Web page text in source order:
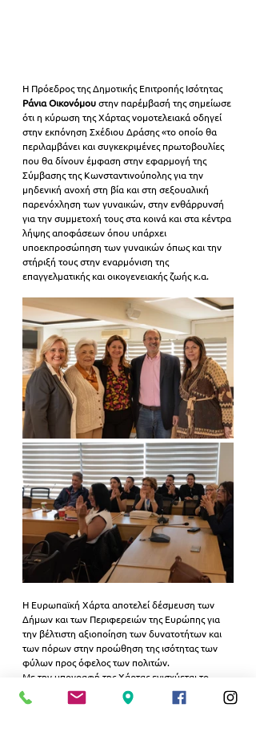
Η Πρόεδρος της Δημοτικής Επιτροπής Ισότητας
Ράνια Οικονόμου στην παρέμβασή της σημείωσε
ότι η κύρωση της Χάρτας νομοτελειακά οδηγεί
στην εκπόνηση Σχέδιου Δράσης «το οποίο θα
περιλαμβάνει και συγκεκριμένες πρωτοβουλίες
που θα δίνουν έμφαση στην εφαρμογή της
Σύμβασης της Κωνσταντινούπολης για την
μηδενική ανοχή στη βία και στη σεξουαλική
παρενόχληση των γυναικών, στην ενθάρρυνσή
για την συμμετοχή τους στα κοινά και στα κέντρα
λήψης αποφάσεων όπου υπάρχει
υποεκπροσώπηση των γυναικών όπως και την
στήριξή τους στην εναρμόνιση της
επαγγελματικής και οικογενειακής ζωής κ.α.
Η Ευρωπαϊκή Χάρτα αποτελεί δέσμευση των
Δήμων και των Περιφερειών της Ευρώπης για
την βέλτιστη αξιοποίηση των δυνατοτήτων και
των πόρων στην προώθηση της ισότητας των
φύλων προς όφελος των πολιτών.
Με την υπογραφή της Χάρτας ενισχύεται το
κύρος του Δήμου Νέας Σμύρνης καθώς πλέον
διαθέτει ένα επίσημο Ευρωπαϊκό θεσμικό